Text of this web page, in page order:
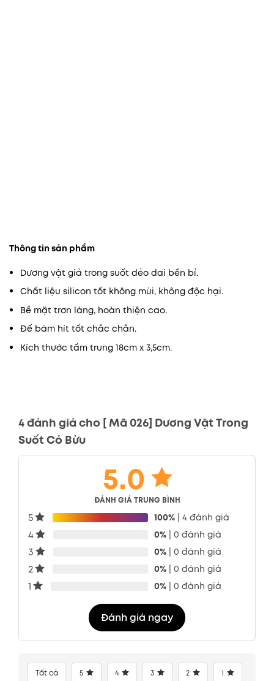
Thông tin sản phẩm
Dương vật giả trong suốt dẻo dai bền bỉ.
Chất liệu silicon tốt không mùi, không độc hại.
Bề mặt trơn láng, hoàn thiện cao.
Đế bám hít tốt chắc chắn.
Kích thước tầm trung 18cm x 3,5cm.
4 đánh giá cho [ Mã 026] Dương Vật Trong
Suốt Có Bừu
5.0
ĐÁNH GIÁ TRUNG BÌNH
5 100% | 4 đánh giá
4 0% | 0 đánh giá
3 0% | 0 đánh giá
2 0% | 0 đánh giá
1 0% | 0 đánh giá
Đánh giá ngay
Tất cả 5 4 3 2 1